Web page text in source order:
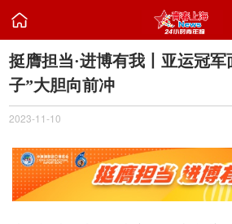

挺膺担当·进博有我丨亚运冠
子”大胆向前冲
2023-11-10